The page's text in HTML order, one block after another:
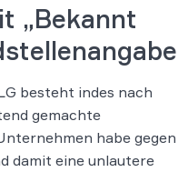
„Bekannt
besteht indes nach
gemachte
habe gegen
damit eine unlautere